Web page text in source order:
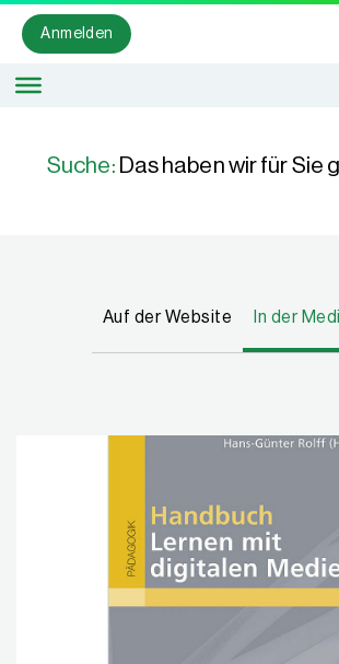
Anmelden
Suche: Das haben wir für Sie
Auf der Website In der